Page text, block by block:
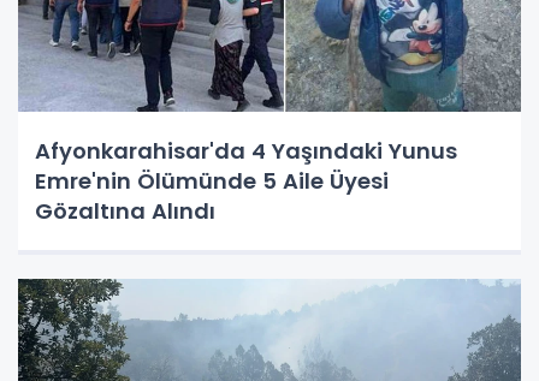
Afyonkarahisar'da 4 Yaşındaki Yunus
Emre'nin Ölümünde 5 Aile Üyesi
Gözaltına Alındı